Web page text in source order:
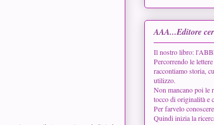
AAA...Editore
Il nostro libro:
Percorrendo le
raccontiamo storia,
utilizzo.
Non mancano poi le
tocco di originalità e
Per farvelo
Quindi inizia la